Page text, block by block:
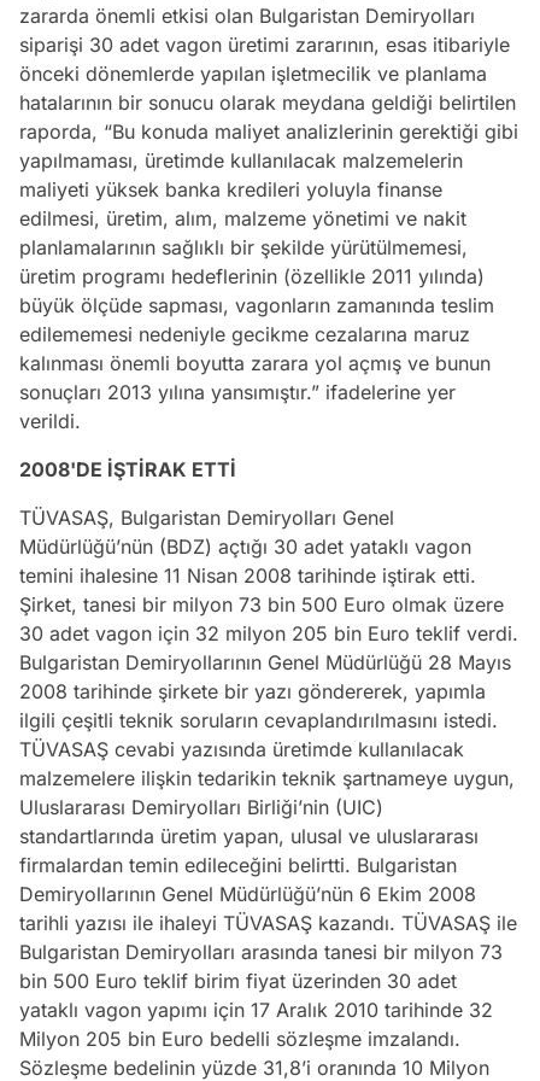
zararda önemli etkisi olan Bulgaristan Demiryolları
siparişi 30 adet vagon üretimi zararının, esas itibariyle
önceki dönemlerde yapılan işletmecilik ve planlama
hatalarının bir sonucu olarak meydana geldiği belirtilen
raporda, “Bu konuda maliyet analizlerinin gerektiği gibi
yapılmaması, üretimde kullanılacak malzemelerin
maliyeti yüksek banka kredileri yoluyla finanse
edilmesi, üretim, alım, malzeme yönetimi ve nakit
planlamalarının sağlıklı bir şekilde yürütülmemesi,
üretim programı hedeflerinin (özellikle 2011 yılında)
büyük ölçüde sapması, vagonların zamanında teslim
edilememesi nedeniyle gecikme cezalarına maruz
kalınması önemli boyutta zarara yol açmış ve bunun
sonuçları 2013 yılına yansımıştır.” ifadelerine yer
verildi.
2008'DE İŞTİRAK ETTİ
TÜVASAŞ, Bulgaristan Demiryolları Genel
Müdürlüğü’nün (BDZ) açtığı 30 adet yataklı vagon
temini ihalesine 11 Nisan 2008 tarihinde iştirak etti.
Şirket, tanesi bir milyon 73 bin 500 Euro olmak üzere
30 adet vagon için 32 milyon 205 bin Euro teklif verdi.
Bulgaristan Demiryollarının Genel Müdürlüğü 28 Mayıs
2008 tarihinde şirkete bir yazı göndererek, yapımla
ilgili çeşitli teknik soruların cevaplandırılmasını istedi.
TÜVASAŞ cevabi yazısında üretimde kullanılacak
malzemelere ilişkin tedarikin teknik şartnameye uygun,
Uluslararası Demiryolları Birliği’nin (UIC)
standartlarında üretim yapan, ulusal ve uluslararası
firmalardan temin edileceğini belirtti. Bulgaristan
Demiryollarının Genel Müdürlüğü’nün 6 Ekim 2008
tarihli yazısı ile ihaleyi TÜVASAŞ kazandı. TÜVASAŞ ile
Bulgaristan Demiryolları arasında tanesi bir milyon 73
bin 500 Euro teklif birim fiyat üzerinden 30 adet
yataklı vagon yapımı için 17 Aralık 2010 tarihinde 32
Milyon 205 bin Euro bedelli sözleşme imzalandı.
Sözleşme bedelinin yüzde 31,8’i oranında 10 Milyon